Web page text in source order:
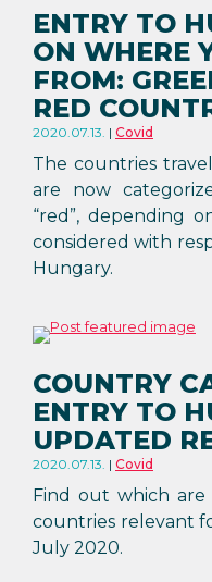
ENTRY TO
ON WHERE
FROM:
RED
2020.07.13. Covid
The countries
are now
“red”, depending
considered with
Hungary.
COUNTRY
ENTRY TO
UPDATED
2020.07.13. Covid
Find out which are
countries relevant
July 2020.